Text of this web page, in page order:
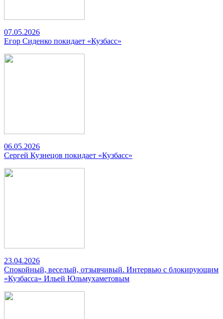
07.05.2026
Егор Сиденко покидает «Кузбасс»
06.05.2026
Сергей Кузнецов покидает «Кузбасс»
23.04.2026
Спокойный, веселый, отзывчивый. Интервью с блокирующим
«Кузбасса» Ильей Юльмухаметовым